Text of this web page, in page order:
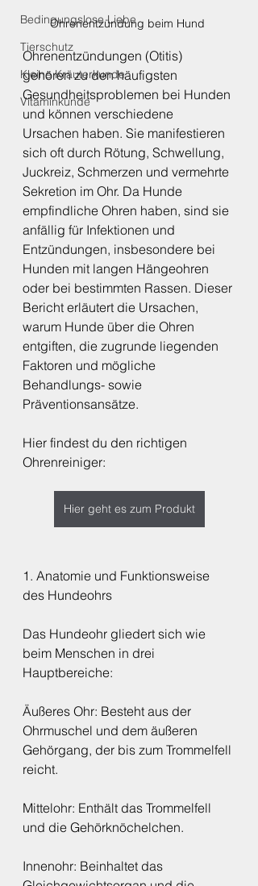
Bedingungslose Liebe
Tierschutz
Kleine Kräuterkunde
Vitaminkunde
Ohrenentzündung beim Hund
Ohrenentzündungen (Otitis)
gehören zu den häufigsten
Gesundheitsproblemen bei Hunden
und können verschiedene
Ursachen haben. Sie manifestieren
sich oft durch Rötung, Schwellung,
Juckreiz, Schmerzen und vermehrte
Sekretion im Ohr. Da Hunde
empfindliche Ohren haben, sind sie
anfällig für Infektionen und
Entzündungen, insbesondere bei
Hunden mit langen Hängeohren
oder bei bestimmten Rassen. Dieser
Bericht erläutert die Ursachen,
warum Hunde über die Ohren
entgiften, die zugrunde liegenden
Faktoren und mögliche
Behandlungs- sowie
Präventionsansätze.
Hier findest du den richtigen
Ohrenreiniger:
Hier geht es zum Produkt
1. Anatomie und Funktionsweise
des Hundeohrs
Das Hundeohr gliedert sich wie
beim Menschen in drei
Hauptbereiche:
Äußeres Ohr: Besteht aus der
Ohrmuschel und dem äußeren
Gehörgang, der bis zum Trommelfell
reicht.
Mittelohr: Enthält das Trommelfell
und die Gehörknöchelchen.
Innenohr: Beinhaltet das